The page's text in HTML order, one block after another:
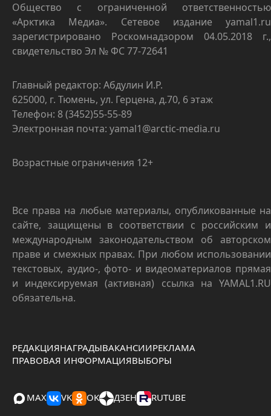
Общество с ограниченной ответственностью
«Арктика Медиа». Сетевое издание yamal1.ru
зарегистрировано Роскомнадзором 04.05.2018 г.,
свидетельство Эл № ФС 77-72641
Главный редактор: Абдулин И.Р.
625000, г. Тюмень, ул. Герцена, д.70, 6 этаж
Телефон: 8 (3452)55-55-89
Электронная почта: yamal1@arctic-media.ru
Возрастные ограничения 12+
Все права на любые материалы, опубликованные на
сайте, защищены в соответствии с российским и
международным законодательством об авторском
праве и смежных правах. При любом использовании
текстовых, аудио-, фото- и видеоматериалов прямая
и индексируемая (активная) ссылка на YAMAL1.RU
обязательна.
РЕДАКЦИЯНАГРАДЫВАКАНСИИРЕКЛАМА
ПРАВОВАЯ ИНФОРМАЦИЯВЫБОРЫ
MAX VK OK ДЗЕН RUTUBE